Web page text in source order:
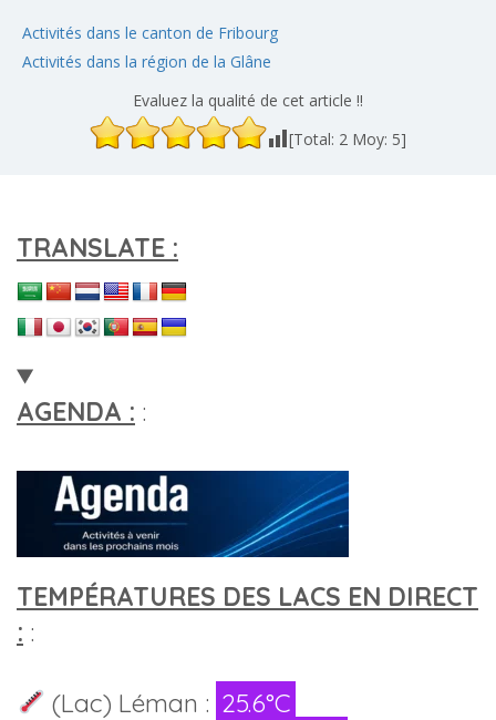
Activités dans le canton de Fribourg
Activités dans la région de la Glâne
Evaluez la qualité de cet article !!
[Total: 2 Moy: 5]
TRANSLATE :
AGENDA : :
TEMPÉRATURES DES LACS EN DIRECT
: :
(Lac) Léman : 25.6°C